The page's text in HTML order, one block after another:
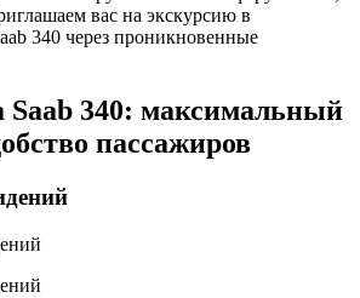
вас на экскурсию в
340 через проникновенные
Saab 340: максимальный
пассажиров